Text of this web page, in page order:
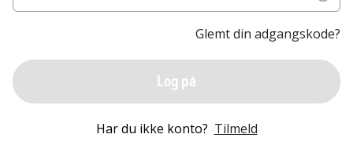
Glemt din adgangskode?
Log på
Har du ikke konto? Tilmeld